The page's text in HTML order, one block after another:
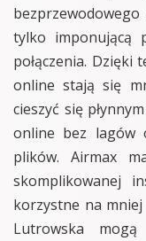
tylko imponującą
połączenia. Dzięki
online stają się
cieszyć się
online bez lagów
plików. Airmax
skomplikowanej
korzystne na
Lutrowska